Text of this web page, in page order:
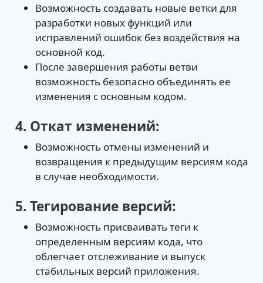
Возможность создавать новые ветки для
разработки новых функций или
исправлений ошибок без воздействия на
основной код.
После завершения работы ветви
возможность безопасно объединять ее
изменения с основным кодом.
4. Откат изменений:
Возможность отмены изменений и
возвращения к предыдущим версиям кода
в случае необходимости.
5. Тегирование версий:
Возможность присваивать теги к
определенным версиям кода, что
облегчает отслеживание и выпуск
стабильных версий приложения.